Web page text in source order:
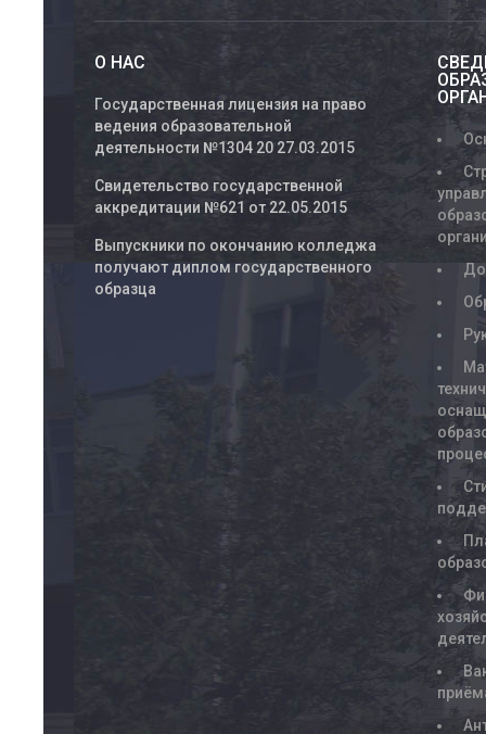
О НАС
Государственная лицензия на право
ведения образовательной
деятельности №1304 20 27.03.2015
Свидетельство государственной
аккредитации №621 от 22.05.2015
Выпускники по окончанию колледжа
получают диплом государственного
образца